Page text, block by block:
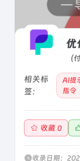
（
相关标
签：
AI提
指令
收藏 0
收录日期：